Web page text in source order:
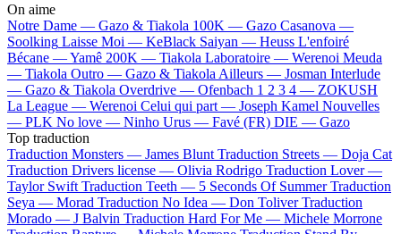
On aime
Notre Dame — Gazo & Tiakola 100K — Gazo Casanova —
Soolking Laisse Moi — KeBlack Saiyan — Heuss L'enfoiré
Bécane —Yamê 200K — Tiakola Laboratoire — Werenoi Meuda
— Tiakola Outro — Gazo & Tiakola Ailleurs — Josman Interlude
— Gazo & Tiakola Overdrive — Ofenbach 1 2 3 4 — ZOKUSH
La League — Werenoi Celui qui part — Joseph Kamel Nouvelles
— PLK No love — Ninho Urus — Favé (FR) DIE — Gazo
Top traduction
Traduction Monsters — James Blunt Traduction Streets — Doja Cat
Traduction Drivers license — Olivia Rodrigo Traduction Lover —
Taylor Swift Traduction Teeth — 5 Seconds Of Summer Traduction
Seya — Morad Traduction No Idea — Don Toliver Traduction
Morado — J Balvin Traduction Hard For Me — Michele Morrone